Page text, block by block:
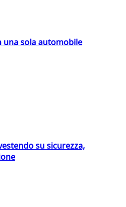
una sola automobile
su sicurezza,